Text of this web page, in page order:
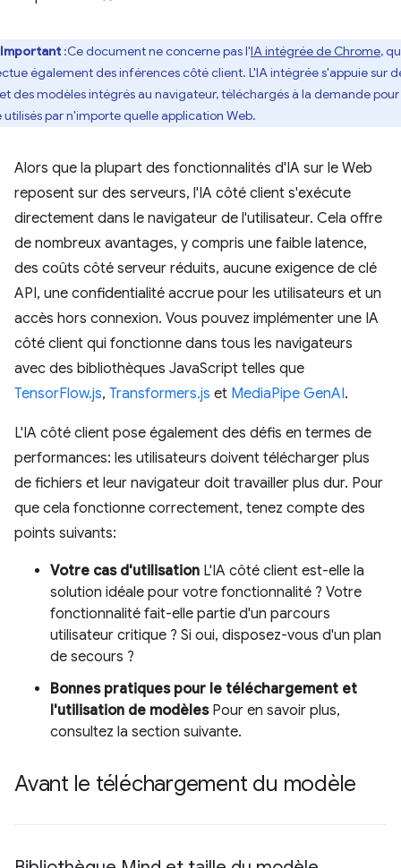
Important :Ce document ne concerne pas l'IA intégrée de Chrome,
également des inférences côté client. L'IA intégrée s'appuie sur
des modèles intégrés au navigateur, téléchargés à la demande pour
utilisés par n'importe quelle application Web.
Alors que la plupart des fonctionnalités d'IA sur le Web
reposent sur des serveurs, l'IA côté client s'exécute
directement dans le navigateur de l'utilisateur. Cela offre
de nombreux avantages, y compris une faible latence,
des coûts côté serveur réduits, aucune exigence de clé
API, une confidentialité accrue pour les utilisateurs et un
accès hors connexion. Vous pouvez implémenter une IA
côté client qui fonctionne dans tous les navigateurs
avec des bibliothèques JavaScript telles que
TensorFlow.js, Transformers.js et MediaPipe GenAI.
L'IA côté client pose également des défis en termes de
performances: les utilisateurs doivent télécharger plus
de fichiers et leur navigateur doit travailler plus dur. Pour
que cela fonctionne correctement, tenez compte des
points suivants:
Votre cas d'utilisation L'IA côté client est-elle la
solution idéale pour votre fonctionnalité ? Votre
fonctionnalité fait-elle partie d'un parcours
utilisateur critique ? Si oui, disposez-vous d'un plan
de secours ?
Bonnes pratiques pour le téléchargement et
l'utilisation de modèlesPour en savoir plus,
consultez la section suivante.
Avant le téléchargement du modèle